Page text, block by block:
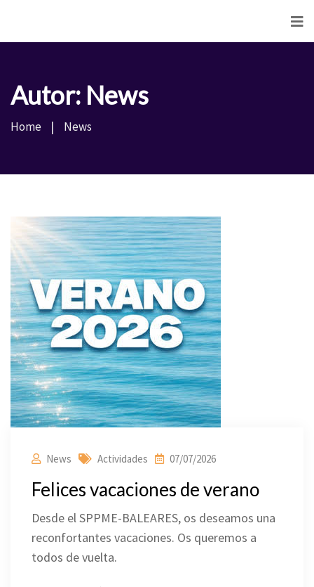
Autor: News
Home News
News Actividades 07/07/2026
Felices vacaciones de verano
Desde el SPPME-BALEARES, os deseamos una
reconfortantes vacaciones. Os queremos a
todos de vuelta.